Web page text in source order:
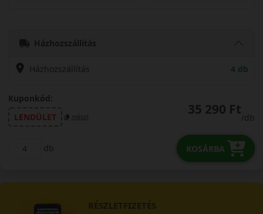
Házhozszállítás
Házhozszállítás 4 db
Kuponkód:
LENDÜLET
másol 35 290 Ft
/db
db KOSÁRBA
RÉSZLETFIZETÉS